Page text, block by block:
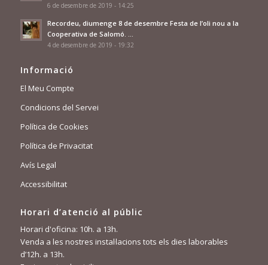
6 de desembre de 2019 - 14:25
Recordeu, diumenge 8 de desembre Festa de l’oli nou a la
Cooperativa de Salomó. …
4 de desembre de 2019 - 19:32
Informació
El Meu Compte
Condicions del Servei
Política de Cookies
Política de Privacitat
Avís Legal
Accessibilitat
Horari d’atenció al públic
Horari d'oficina: 10h. a 13h.
Venda a les nostres instal·lacions tots els dies laborables
d’12h. a 13h.